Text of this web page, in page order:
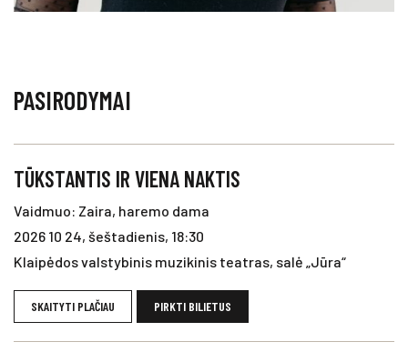
PASIRODYMAI
TŪKSTANTIS IR VIENA NAKTIS
Vaidmuo: Zaira, haremo dama
2026 10 24, šeštadienis, 18:30
Klaipėdos valstybinis muzikinis teatras, salė „Jūra“
SKAITYTI PLAČIAU PIRKTI BILIETUS